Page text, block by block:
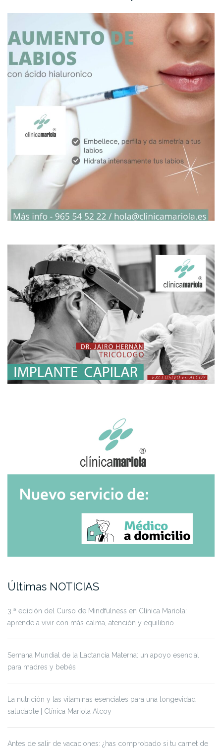
Últimas NOTICIAS
3.ª edición del Curso de Mindfulness en Clínica Mariola:
aprende a vivir con más calma, atención y equilibrio.
Semana Mundial de la Lactancia Materna: un apoyo esencial
para madres y bebés
La nutrición y las vitaminas esenciales para una longevidad
saludable | Clínica Mariola Alcoy
Antes de salir de vacaciones: ¿has comprobado si tu carnet de